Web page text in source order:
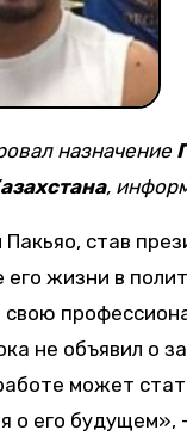
назначение
,
став
жизни в
не объявил о
может
о его